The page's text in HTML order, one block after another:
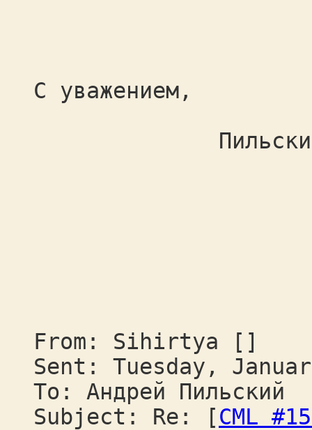
С уважением,
Пильский
From: Sihirtya []
Sent: Tuesday,
To: Андрей Пильский
Subject: Re: [CML